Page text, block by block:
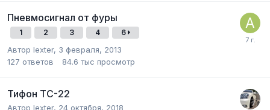
Пневмосигнал от фуры
1 2 3 4 6
Автор lexter, 3 февраля, 2013
127 ответов 84.6 тыс просмотр
Тифон ТС-22
Автор lexter, 24 октября, 2018